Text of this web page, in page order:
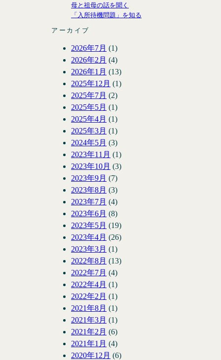
母と祖母の話を聞く
「入所待機問題」を知る
アーカイブ
2026年7月 (1)
2026年2月 (4)
2026年1月 (13)
2025年12月 (1)
2025年7月 (2)
2025年5月 (1)
2025年4月 (1)
2025年3月 (1)
2024年5月 (3)
2023年11月 (1)
2023年10月 (3)
2023年9月 (7)
2023年8月 (3)
2023年7月 (4)
2023年6月 (8)
2023年5月 (19)
2023年4月 (26)
2023年3月 (1)
2022年8月 (13)
2022年7月 (4)
2022年4月 (1)
2022年2月 (1)
2021年8月 (1)
2021年3月 (1)
2021年2月 (6)
2021年1月 (4)
2020年12月 (6)